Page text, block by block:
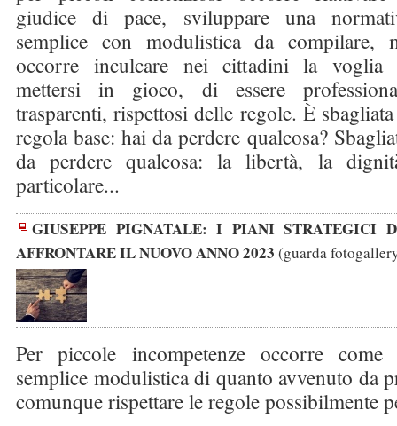
giudice di pace, sviluppare una
semplice con modulistica da compilare,
occorre inculcare nei cittadini la voglia
mettersi in gioco, di essere
trasparenti, rispettosi delle regole. È
regola base: hai da perdere qualcosa?
da perdere qualcosa: la libertà, la
particolare...
GIUSEPPE PIGNATALE: I PIANI STRATEGICI
AFFRONTARE IL NUOVO ANNO 2023 (guarda
Per piccole incompetenze occorre
semplice modulistica di quanto avvenuto da
comunque rispettare le regole possibilmente